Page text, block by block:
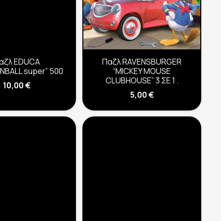
EDUCA
super” 500
10,00€
Παζλ RAVENSBURGER
“MICKEY MOUSE
CLUBHOUSE” 3 ΣΕ 1 .
5,00€